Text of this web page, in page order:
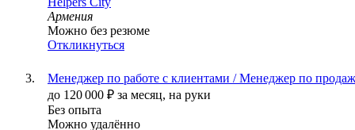
Армения
Можно без резюме
Откликнуться
Менеджер по работе с клиентами / Менеджер по
до 120 000 ₽ за месяц, на руки
Без опыта
Можно удалённо